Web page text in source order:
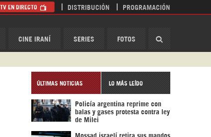
CINE IRANÍ SERIES FOTOS
TV EN DIRECTO DISTRIBUCIÓN PROGRAMACIÓN
ÚLTIMAS NOTICIAS LO MÁS LEÍDO
Policía argentina reprime con
balas y gases protesta contra ley
de Milei
Mossad israelí retira sus mandos